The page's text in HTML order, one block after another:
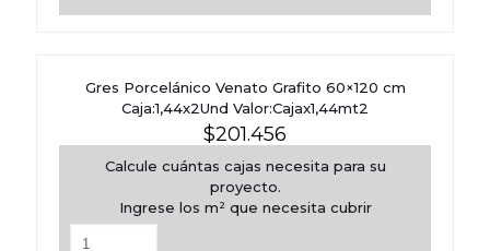
Gres Porcelánico Venato Grafito 60×120 cm
Caja:1,44x2Und Valor:Cajax1,44mt2
$201.456
Calcule cuántas cajas necesita para su
proyecto.
Ingrese los m² que necesita cubrir